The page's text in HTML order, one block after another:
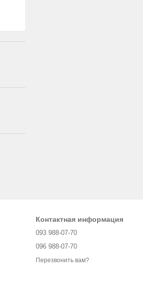
Контактная информация
093 988-07-70
096 988-07-70
Перезвонить вам?